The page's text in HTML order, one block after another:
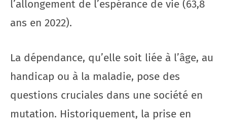
l’allongement de l’espérance de vie (63,8
ans en 2022).
La dépendance, qu’elle soit liée à l’âge, au
handicap ou à la maladie, pose des
questions cruciales dans une société en
mutation. Historiquement, la prise en